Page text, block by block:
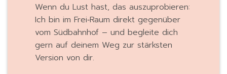
Wenn du Lust hast, das auszuprobieren:
Ich bin im Frei‑Raum direkt gegenüber
vom Südbahnhof – und begleite dich
gern auf deinem Weg zur stärksten
Version von dir.